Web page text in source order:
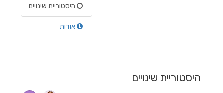
היסטוריית שינויים
אודות
היסטוריית שינויים